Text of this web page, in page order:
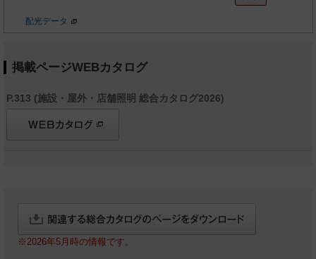
配光データ
掲載ページWEBカタログ
P.313 (施設・屋外・店舗照明 総合カタログ2026)
※2026年5月時の情報です。